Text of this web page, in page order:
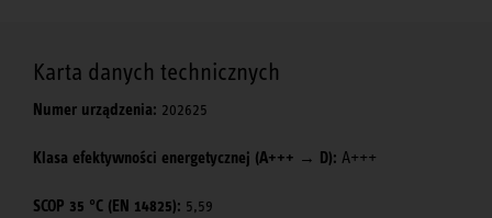
Karta danych technicznych
Numer urządzenia: 202625
Klasa efektywności energetycznej (A+++ → D): A+++
SCOP 35 °C (EN 14825): 5,59